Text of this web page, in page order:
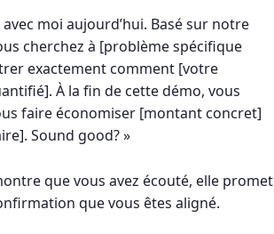
moi aujourd’hui. Basé sur notre
cherchez à [problème spécifique
exactement comment [votre
À la fin de cette démo, vous
faire économiser [montant concret]
Sound good? »
que vous avez écouté, elle promet
que vous êtes aligné.